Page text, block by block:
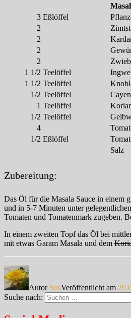
3 Eßlöffel
2
2
2
2
1 1/2 Teelöffel
1 1/2 Teelöffel
1/2 Teelöffel
1 Teelöffel
1/2 Teelöffel
4
1/2 Eßlöffel
Salz
Zubereitung:
Das Öl für die Masala Sauce in einem
und in 5-7 Minuten unter
Tomaten und Tomatenmark zugeben.
In einem zweiten Topf das Öl bei
mit etwas Garam Masala und dem
Autor SusVeröffentlicht am
Suche nach: